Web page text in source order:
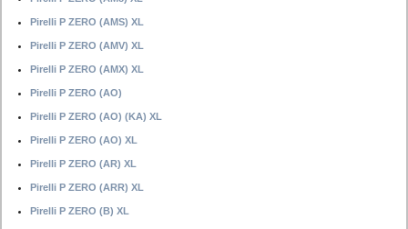
Pirelli P ZERO (AMS) XL
Pirelli P ZERO (AMV) XL
Pirelli P ZERO (AMX) XL
Pirelli P ZERO (AO)
Pirelli P ZERO (AO) (KA) XL
Pirelli P ZERO (AO) XL
Pirelli P ZERO (AR) XL
Pirelli P ZERO (ARR) XL
Pirelli P ZERO (B) XL